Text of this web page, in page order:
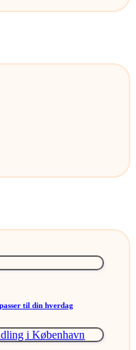
til din hverdag